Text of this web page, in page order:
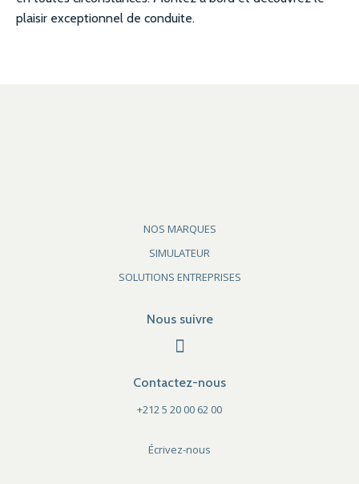
plaisir exceptionnel de conduite.
NOS MARQUES
SIMULATEUR
SOLUTIONS ENTREPRISES
Nous suivre
Contactez-nous
+212 5 20 00 62 00
Écrivez-nous